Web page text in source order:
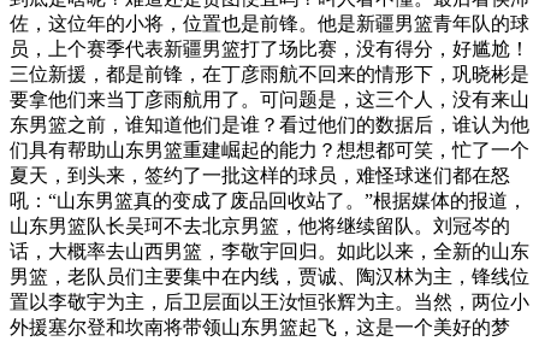
佐，这位年的小将，位置也是前锋。他是新疆男篮青年队的球
员，上个赛季代表新疆男篮打了场比赛，没有得分，好尴尬！
三位新援，都是前锋，在丁彦雨航不回来的情形下，巩晓彬是
要拿他们来当丁彦雨航用了。可问题是，这三个人，没有来山
东男篮之前，谁知道他们是谁？看过他们的数据后，谁认为他
们具有帮助山东男篮重建崛起的能力？想想都可笑，忙了一个
夏天，到头来，签约了一批这样的球员，难怪球迷们都在怒
吼：“山东男篮真的变成了废品回收站了。”根据媒体的报道，
山东男篮队长吴珂不去北京男篮，他将继续留队。刘冠岑的
话，大概率去山西男篮，李敬宇回归。如此以来，全新的山东
男篮，老队员们主要集中在内线，贾诚、陶汉林为主，锋线位
置以李敬宇为主，后卫层面以王汝恒张辉为主。当然，两位小
外援塞尔登和坎南将带领山东男篮起飞，这是一个美好的梦